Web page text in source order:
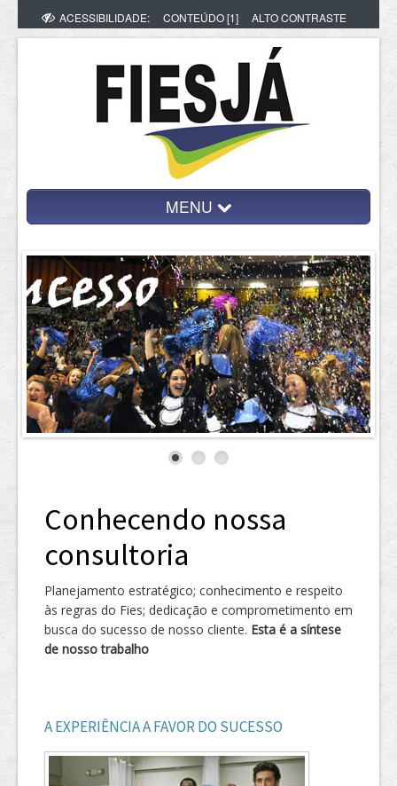
ACESSIBILIDADE: CONTEÚDO [1] ALTO CONTRASTE
MENU
Perguntas sobre o FIES
Conheça nossa consultoria
Soluções
Documentação
Contato
Conhecendo nossa
consultoria
Planejamento estratégico; conhecimento e respeito
às regras do Fies; dedicação e comprometimento em
busca do sucesso de nosso cliente. Esta é a síntese
de nosso trabalho
A EXPERIÊNCIA A FAVOR DO SUCESSO